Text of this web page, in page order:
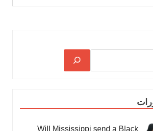
Will Mississippi send a Black